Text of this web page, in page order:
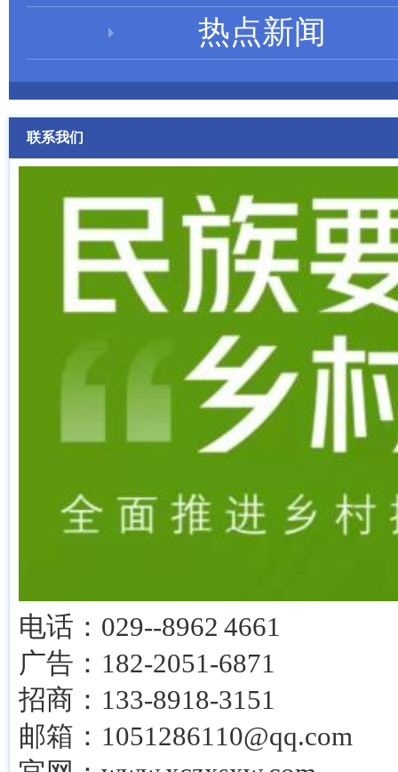
热点新闻
联系我们
电话：029--8962 4661
广告：182-2051-6871
招商：133-8918-3151
邮箱：1051286110@qq.com